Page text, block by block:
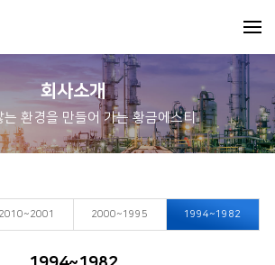
회사소개
는 환경을 만들어 가는 황금에스티
2010~2001 2000~1995 1994~1982